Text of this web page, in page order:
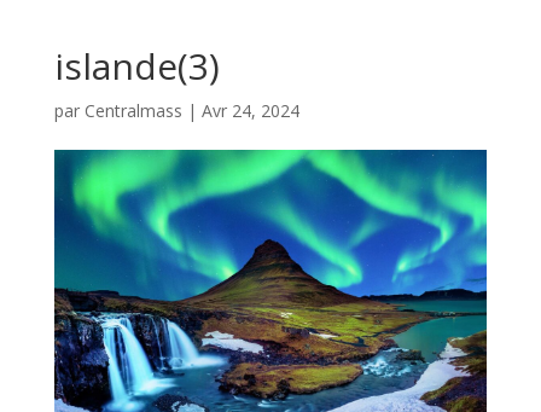
islande(3)
par Centralmass | Avr 24, 2024